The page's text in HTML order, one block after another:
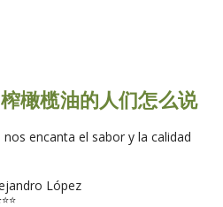
橄榄油的人们怎么说
encanta el sabor y la calidad
López